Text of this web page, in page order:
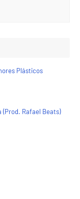
Plásticos
(Prod. Rafael Beats)